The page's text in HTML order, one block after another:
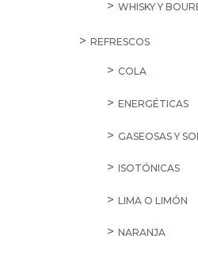
WHISKY Y
REFRESCOS
COLA
ENERGÉTICAS
GASEOSAS Y
ISOTÓNICAS
LIMA O LIMÓN
NARANJA